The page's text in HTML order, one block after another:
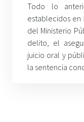
Todo lo
establecidos en
del Ministerio
delito, el
juicio oral y
la sentencia